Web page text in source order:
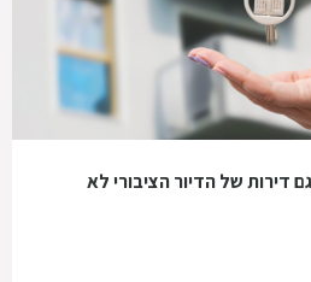
דירות של הדיור הציבורי לא